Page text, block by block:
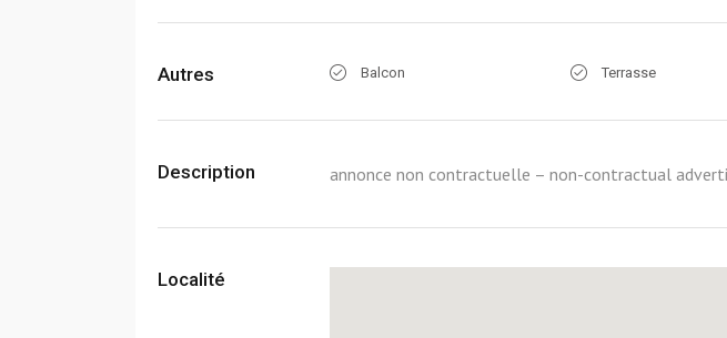
Autres Balcon Terrasse
Description annonce non contractuelle – non-contractual
Localité